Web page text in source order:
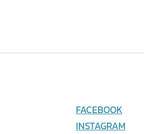
FACEBOOK
INSTAGRAM